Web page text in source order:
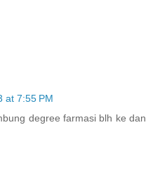
at 7:55 PM
degree farmasi blh ke dan